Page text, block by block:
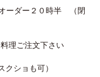
ーダー２０時半 （閉
理ご注文下さい
スクショも可）